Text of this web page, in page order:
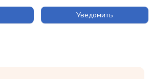
Уведомить